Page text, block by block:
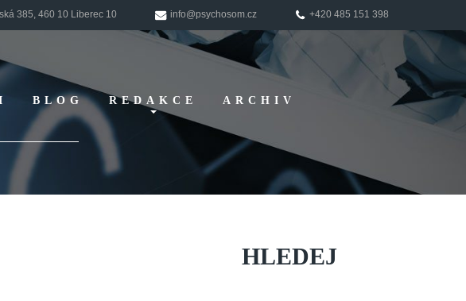
385, 460 10 Liberec 10 info@psychosom.cz +420 485 151 398
BLOG REDAKCE
Pokyny pro
ARCHIV
HLEDEJ